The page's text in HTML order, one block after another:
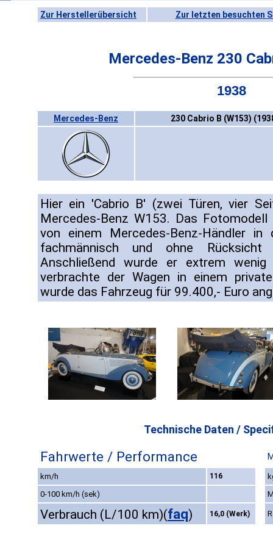
Zur Herstellerübersicht Zur letzten besuchten
Mercedes-Benz 230
1938
Mercedes-Benz 230 Cabrio B (W153)
Hier ein 'Cabrio B' (zwei Türen, vier
Mercedes-Benz W153. Das
von einem Mercedes-Benz-Händler in
fachmännisch und ohne
Anschließend wurde er extrem
verbrachte der Wagen in einem
wurde das Fahrzeug für 99.400,- Euro
Technische Daten /
Fahrwerte / Performance
km/h 116
0-100 km/h (sek)
Verbrauch (L/100 km)(faq) 16,0 (Werk)